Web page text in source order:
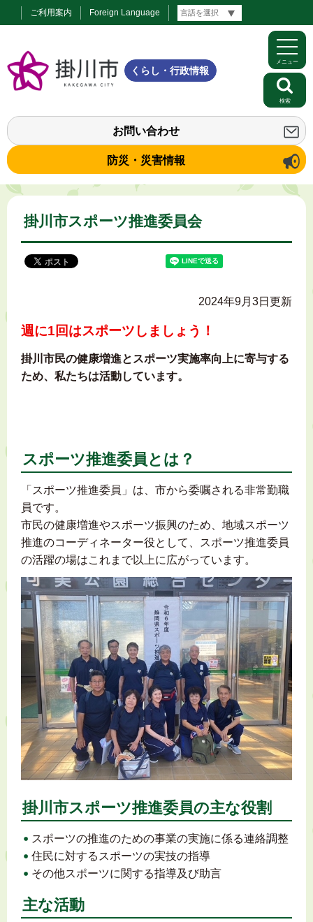
ご利用案内 Foreign Language
くらし・行政情報
お問い合わせ
防災・災害情報
メニュー
検索
掛川市スポーツ推進委員会
2024年9月3日更新
週に1回はスポーツしましょう！
掛川市民の健康増進とスポーツ実施率向上に寄与する
ため、私たちは活動しています。
スポーツ推進委員とは？
「スポーツ推進委員」は、市から委嘱される非常勤職
員です。
市民の健康増進やスポーツ振興のため、地域スポーツ
推進のコーディネーター役として、スポーツ推進委員
の活躍の場はこれまで以上に広がっています。
掛川市スポーツ推進委員の主な役割
スポーツの推進のための事業の実施に係る連絡調整
住民に対するスポーツの実技の指導
その他スポーツに関する指導及び助言
主な活動